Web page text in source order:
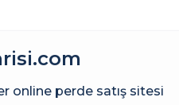
online perde satış sitesi